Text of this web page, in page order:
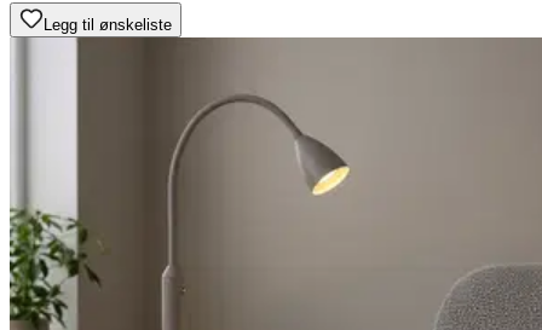
Legg til ønskeliste